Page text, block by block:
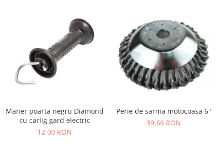
Maner poarta negru Diamond
cu carlig gard electric
12,00 RON
Perie de sarma motocoasa 6"
39,66 RON